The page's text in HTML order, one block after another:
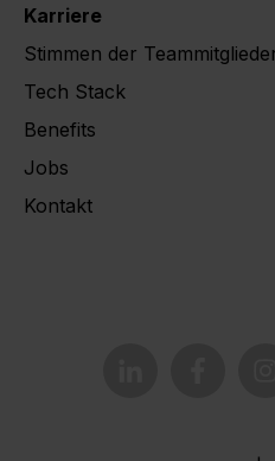
Karriere
Stimmen der
Tech Stack
Benefits
Jobs
Kontakt